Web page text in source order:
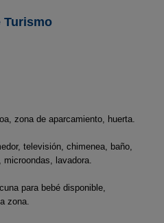
Turismo
zona de aparcamiento, huerta.
televisión, chimenea, baño,
lavadora.
para bebé disponible,
zona.